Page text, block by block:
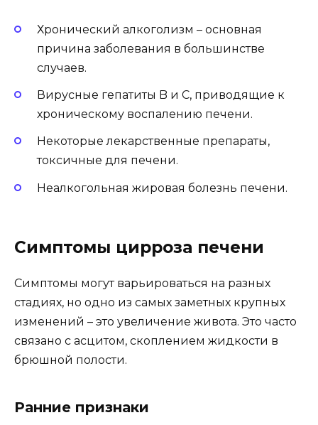
Хронический алкоголизм – основная
причина заболевания в большинстве
случаев.
Вирусные гепатиты B и C, приводящие к
хроническому воспалению печени.
Некоторые лекарственные препараты,
токсичные для печени.
Неалкогольная жировая болезнь печени.
Симптомы цирроза печени
Симптомы могут варьироваться на разных
стадиях, но одно из самых заметных крупных
изменений – это увеличение живота. Это часто
связано с асцитом, скоплением жидкости в
брюшной полости.
Ранние признаки